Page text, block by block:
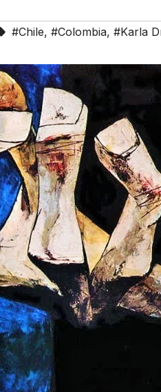
#Chile, #Colombia, #Karla